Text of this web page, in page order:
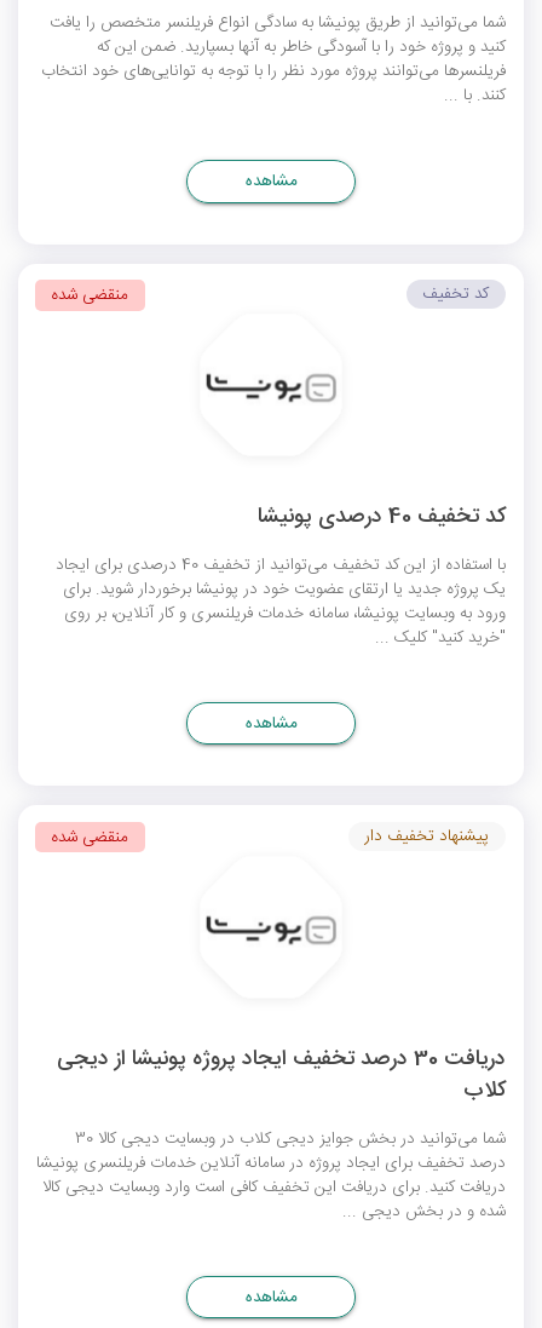
شما می‌توانید از طریق پونیشا به سادگی انواع فریلنسر متخصص را یافت
کنید و پروژه خود را با آسودگی خاطر به آنها بسپارید. ضمن این که
فریلنسرها می‌توانند پروژه مورد نظر را با توجه به توانایی‌های خود انتخاب
کنند. با ...
مشاهده
کد تخفیف 40 درصدی پونیشا
با استفاده از این کد تخفیف می‌توانید از تخفیف 40 درصدی برای ایجاد
یک پروژه جدید یا ارتقای عضویت خود در پونیشا برخوردار شوید. برای
ورود به وبسایت پونیشا، سامانه خدمات فریلنسری و کار آنلاین، بر روی
"خرید کنید" کلیک ...
کد تخفیف منقضی شده
مشاهده
دریافت 30 درصد تخفیف ایجاد پروژه پونیشا از دیجی
کلاب
شما می‌توانید در بخش جوایز دیجی کلاب در وبسایت دیجی کالا 30
درصد تخفیف برای ایجاد پروژه در سامانه آنلاین خدمات فریلنسری پونیشا
دریافت کنید. برای دریافت این تخفیف کافی است وارد وبسایت دیجی کالا
شده و در بخش دیجی ...
پیشنهاد تخفیف دار منقضی شده
مشاهده